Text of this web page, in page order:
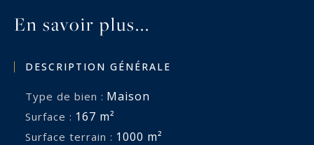
En savoir plus...
DESCRIPTION GÉNÉRALE
Type de bien : Maison
Surface : 167 m²
Surface terrain : 1000 m²